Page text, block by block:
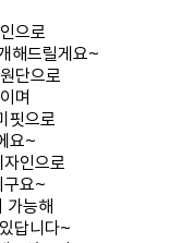
으로
해드릴게요~
단으로
며
핏으로
요~
인으로
구요~
가능해
답니다~